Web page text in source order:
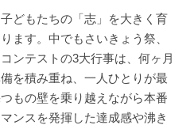
どもたちの「志」を大きく育
ます。中でもさいきょう祭、
ンテストの3大行事は、何ヶ月
を積み重ね、一人ひとりが最
もの壁を乗り越えながら本番
ンスを発揮した達成感や沸き